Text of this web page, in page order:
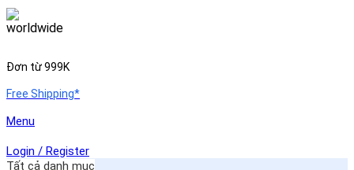
Đơn từ 999K
Free Shipping*
Menu
Login / Register
Tất cả danh mục